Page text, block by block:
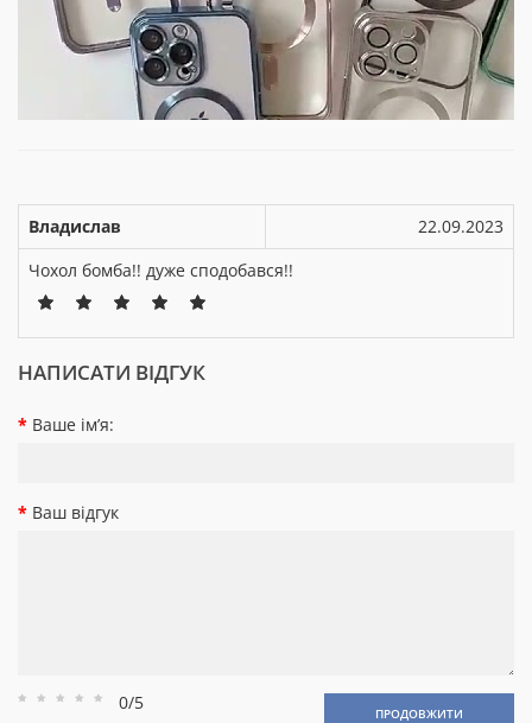
Владислав
22.09.2023
Чохол бомба!! дуже сподобався!!
НАПИСАТИ ВІДГУК
Ваше ім’я:
Ваш відгук
Рейтинг
Рейтинг
Рейтинг
Рейтинг
Рейтинг
0/5 ПРОДОВЖИТИ